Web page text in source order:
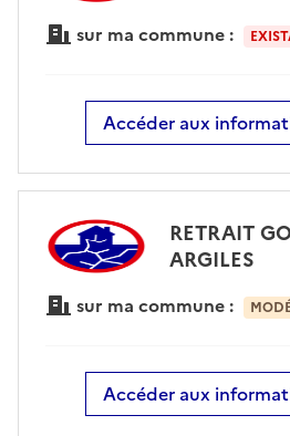
sur ma commune :
Accéder aux
RETRAIT
ARGILES
sur ma commune :
Accéder aux